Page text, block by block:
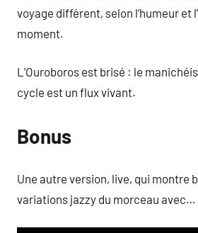
voyage différent, selon l’humeur et
moment.
L’Ouroboros est brisé : le
cycle est un flux vivant.
Bonus
Une autre version, live, qui montre
variations jazzy du morceau avec…